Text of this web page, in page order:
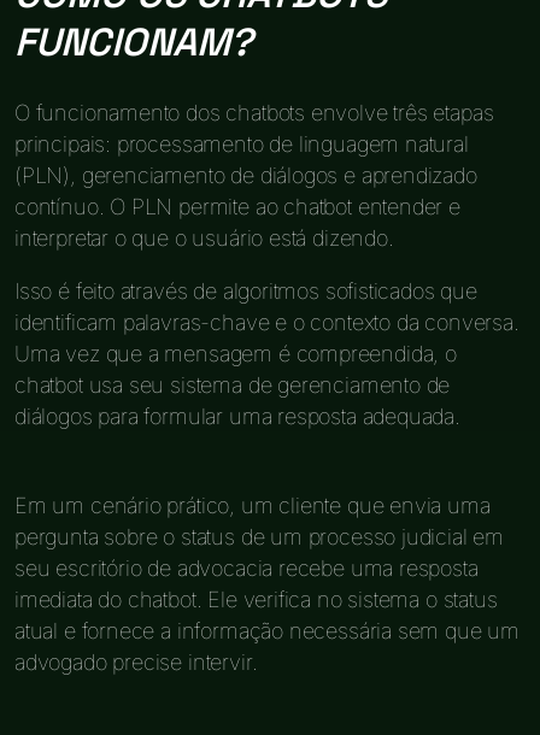
FUNCIONAM?
O funcionamento dos chatbots envolve três etapas
principais: processamento de linguagem natural
(PLN), gerenciamento de diálogos e aprendizado
contínuo. O PLN permite ao chatbot entender e
interpretar o que o usuário está dizendo.
Isso é feito através de algoritmos sofisticados que
identificam palavras-chave e o contexto da conversa.
Uma vez que a mensagem é compreendida, o
chatbot usa seu sistema de gerenciamento de
diálogos para formular uma resposta adequada.
Em um cenário prático, um cliente que envia uma
pergunta sobre o status de um processo judicial em
seu escritório de advocacia recebe uma resposta
imediata do chatbot. Ele verifica no sistema o status
atual e fornece a informação necessária sem que um
advogado precise intervir.